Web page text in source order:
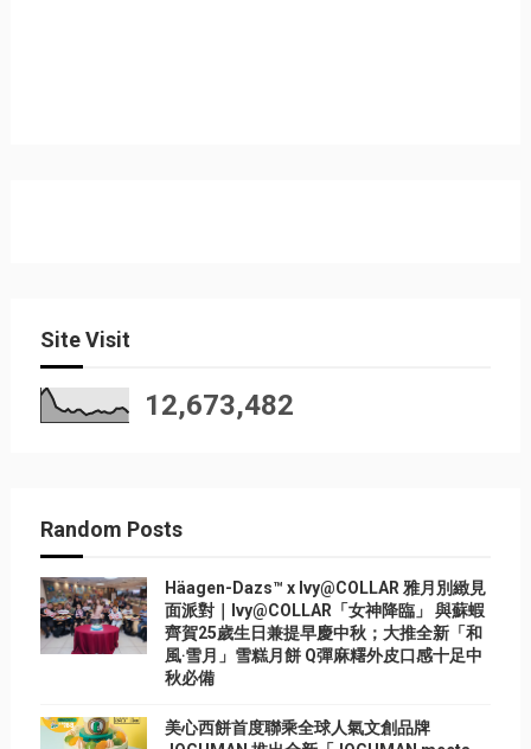
Site Visit
12,673,482
Random Posts
Häagen-Dazs™ x Ivy@COLLAR 雅月別緻見
面派對｜Ivy@COLLAR「女神降臨」 與蘇蝦
齊賀25歲生日兼提早慶中秋；大推全新「和
風‧雪月」雪糕月餅 Q彈麻糬外皮口感十足中
秋必備
美心西餅首度聯乘全球人氣文創品牌